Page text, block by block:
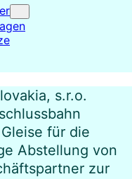
s.r.o.
für die
Abstellung von
zur